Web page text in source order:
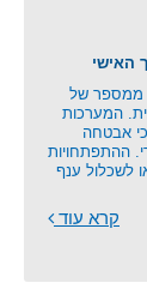
האישי
ממספר של
המערכות
אבטחה
ההתפתחויות
לשכלול ענף
קרא עוד